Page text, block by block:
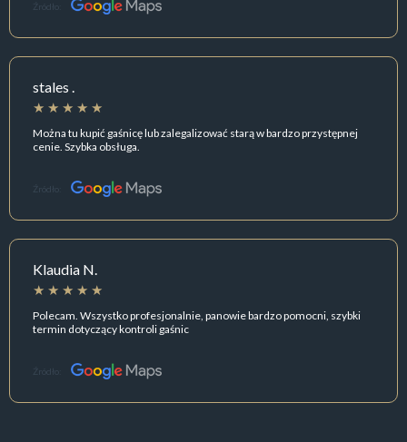
Źródło:
stales .
Można tu kupić gaśnicę lub zalegalizować starą w bardzo przystępnej
cenie. Szybka obsługa.
Źródło:
Klaudia N.
Polecam. Wszystko profesjonalnie, panowie bardzo pomocni, szybki
termin dotyczący kontroli gaśnic
Źródło: